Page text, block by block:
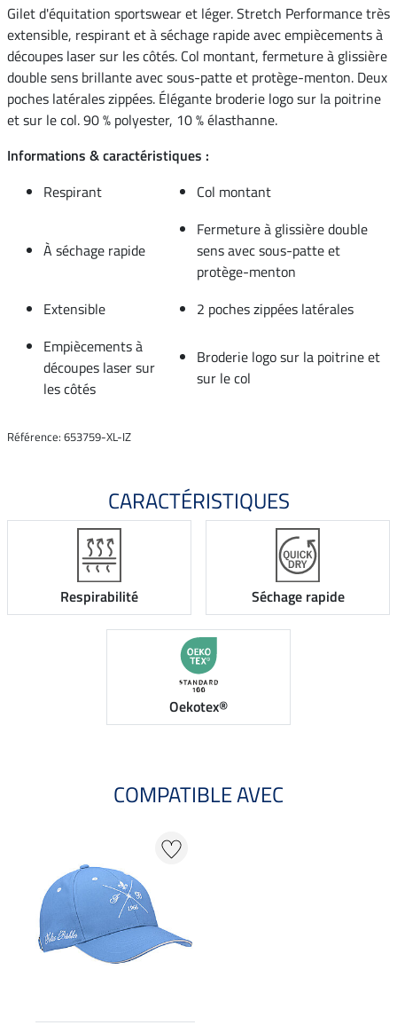
Gilet d'équitation sportswear et léger. Stretch Performance très
extensible, respirant et à séchage rapide avec empiècements à
découpes laser sur les côtés. Col montant, fermeture à glissière
double sens brillante avec sous-patte et protège-menton. Deux
poches latérales zippées. Élégante broderie logo sur la poitrine
et sur le col. 90 % polyester, 10 % élasthanne.
Informations & caractéristiques :
Respirant
Col montant
À séchage rapide
Fermeture à glissière double
sens avec sous-patte et
protège-menton
Extensible
2 poches zippées latérales
Empiècements à
découpes laser sur
les côtés
Broderie logo sur la poitrine et
sur le col
Référence: 653759-XL-IZ
CARACTÉRISTIQUES
Respirabilité Séchage rapide
Oekotex®
COMPATIBLE AVEC